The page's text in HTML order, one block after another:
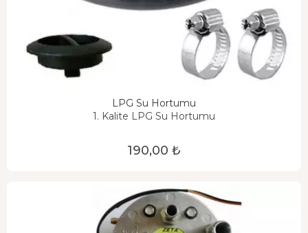
LPG Su Hortumu
1. Kalite LPG Su Hortumu
190,00 ₺